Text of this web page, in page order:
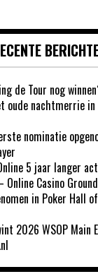
de Tour nog
oude nachtmerrie
nominatie
5 jaar langer
Casino Ground
in Poker Hall
2026 WSOP Main